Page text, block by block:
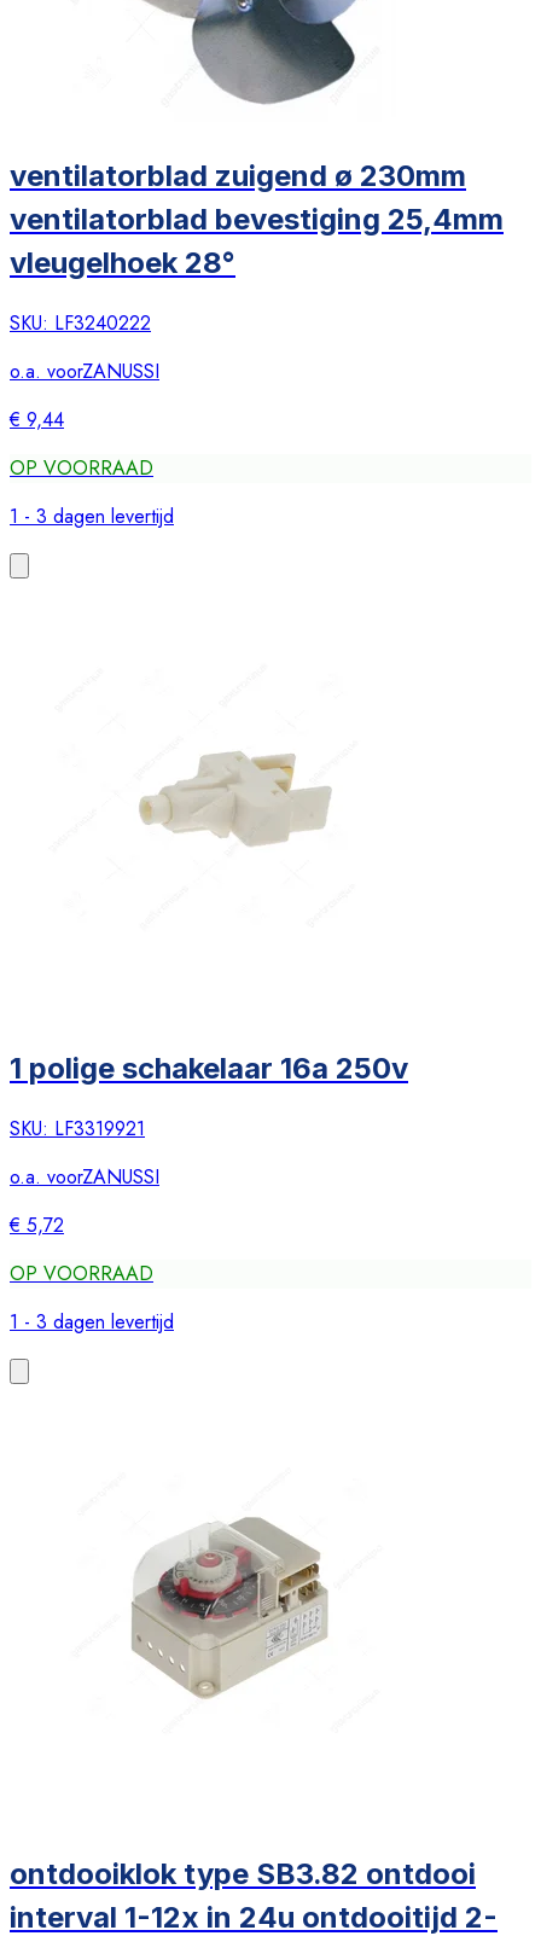
ventilatorblad zuigend ø 230mm
ventilatorblad bevestiging 25,4mm
vleugelhoek 28°
SKU: LF3240222
o.a. voorZANUSSI
€ 9,44
OP VOORRAAD
1 - 3 dagen levertijd
1 polige schakelaar 16a 250v
SKU: LF3319921
o.a. voorZANUSSI
€ 5,72
OP VOORRAAD
1 - 3 dagen levertijd
ontdooiklok type SB3.82 ontdooi
interval 1-12x in 24u ontdooitijd 2-